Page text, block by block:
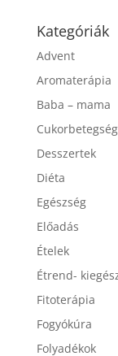
Kategóriák
Előadás
Ételek